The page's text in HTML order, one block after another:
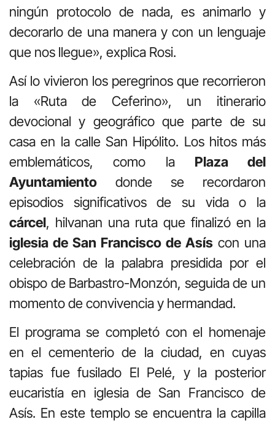
ningún protocolo de nada, es animarlo y
decorarlo de una manera y con un lenguaje
que nos llegue», explica Rosi.
Así lo vivieron los peregrinos que recorrieron
la «Ruta de Ceferino», un itinerario
devocional y geográfico que parte de su
casa en la calle San Hipólito. Los hitos más
emblemáticos, como la Plaza del
Ayuntamiento donde se recordaron
episodios significativos de su vida o la
cárcel, hilvanan una ruta que finalizó en la
iglesia de San Francisco de Asís con una
celebración de la palabra presidida por el
obispo de Barbastro-Monzón, seguida de un
momento de convivencia y hermandad.
El programa se completó con el homenaje
en el cementerio de la ciudad, en cuyas
tapias fue fusilado El Pelé, y la posterior
eucaristía en iglesia de San Francisco de
Asís. En este templo se encuentra la capilla